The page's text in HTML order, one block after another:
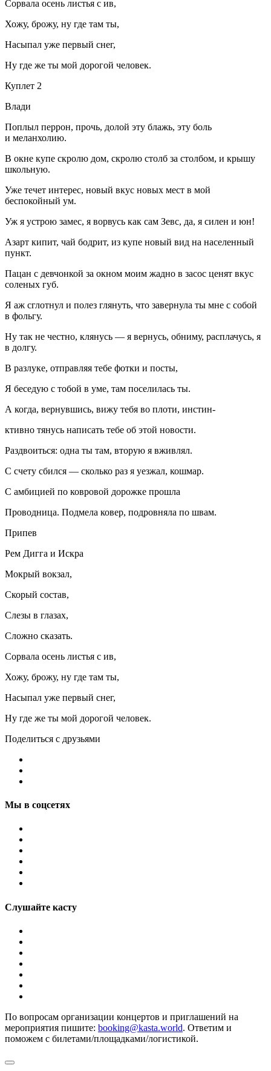
Сорвала осень листья с ив,
Хожу, брожу, ну где там ты,
Насыпал уже первый снег,
Ну где же ты мой дорогой человек.
Куплет 2
Влади
Поплыл перрон, прочь, долой эту блажь, эту боль
и меланхолию.
В окне купе скролю дом, скролю столб за столбом, и крышу
школьную.
Уже течет интерес, новый вкус новых мест в мой
беспокойный ум.
Уж я устрою замес, я ворвусь как сам Зевс, да, я силен и юн!
Азарт кипит, чай бодрит, из купе новый вид на населенный
пункт.
Пацан с девчонкой за окном моим жадно в засос ценят вкус
соленых губ.
Я аж сглотнул и полез глянуть, что завернула ты мне с собой
в фольгу.
Ну так не честно, клянусь — я вернусь, обниму, расплачусь, я
в долгу.
В разлуке, отправляя тебе фотки и посты,
Я беседую с тобой в уме, там поселилась ты.
А когда, вернувшись, вижу тебя во плоти, инстин-
ктивно тянусь написать тебе об этой новости.
Раздвоиться: одна ты там, вторую я вживлял.
С счету сбился — сколько раз я уезжал, кошмар.
С амбицией по ковровой дорожке прошла
Проводница. Подмела ковер, подровняла по швам.
Припев
Рем Дигга и Искра
Мокрый вокзал,
Скорый состав,
Слезы в глазах,
Сложно сказать.
Сорвала осень листья с ив,
Хожу, брожу, ну где там ты,
Насыпал уже первый снег,
Ну где же ты мой дорогой человек.
Поделиться с друзьями
Мы в соцсетях
Слушайте касту
По вопросам организации концертов и приглашений на
мероприятия пишите: booking@kasta.world. Ответим и
поможем с билетами/площадками/логистикой.